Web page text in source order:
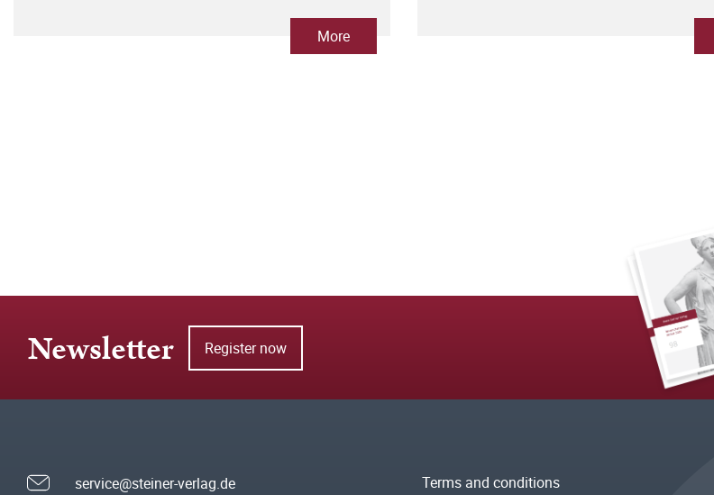
More
Newsletter Register now
service@steiner-verlag.de
Terms and conditions